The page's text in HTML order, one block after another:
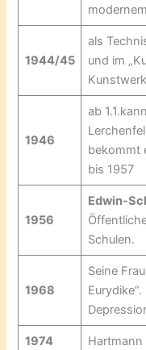
1944/45
als
und im
1946
ab
bekommt
bis 1957
1956
Edwin-
Schulen.
1968
Seine
1974